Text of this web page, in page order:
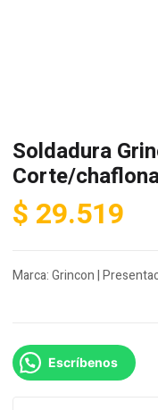
Soldadura
Corte/
$ 29.519
Marca: Grincon |
Escríbenos